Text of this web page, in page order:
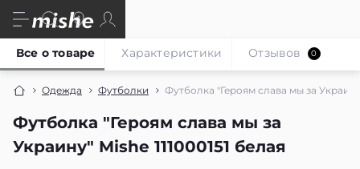
Одежда Футболки Футболка "Героям слава мы за
Футболка "Героям слава мы за
Украину" Mishe 111000151 белая
Все о товаре Характеристики Отзывов 0